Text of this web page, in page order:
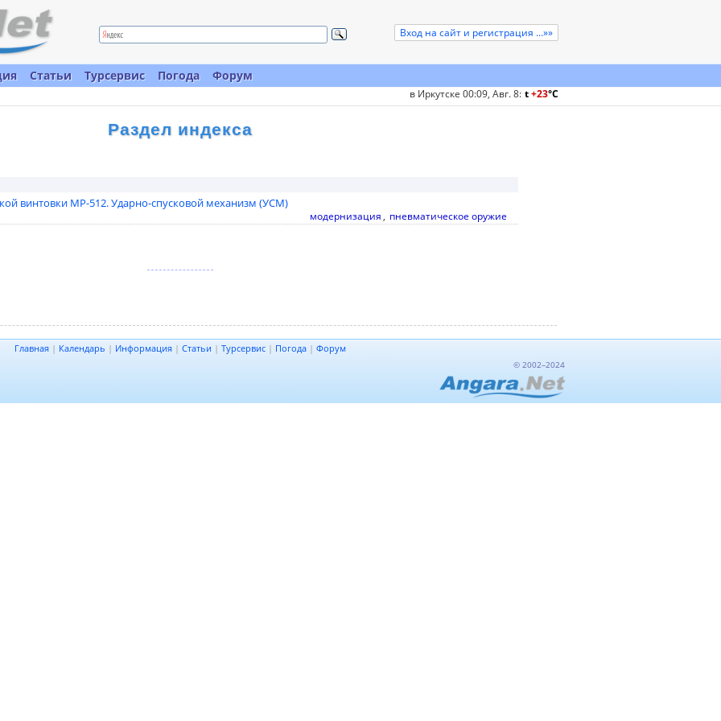
Вход на сайт и регистрация ...»»
Статьи Турсервис Погода Форум
в Иркутске 00:09, Авг. 8: t+23°C
Раздел индекса
винтовки МР-512. Ударно-спусковой механизм (УСМ)
модернизация , пневматическое оружие
Главная | Календарь | Информация | Статьи | Турсервис | Погода | Форум
© 2002–2024